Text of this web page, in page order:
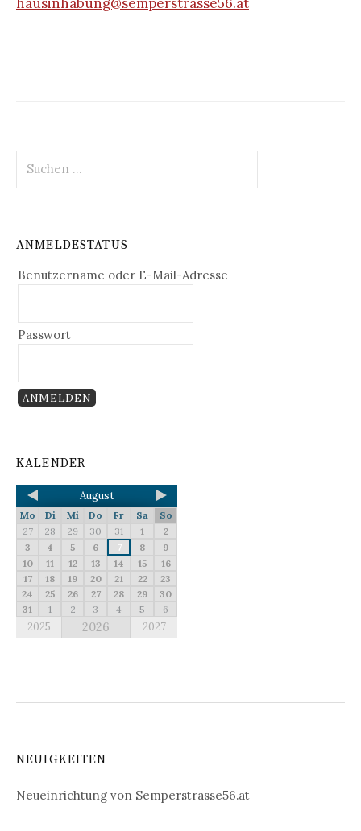
hausinhabung@semperstrasse56.at
ANMELDESTATUS
Benutzername oder E-Mail-Adresse
Passwort
KALENDER
August
Mo Di Mi Do Fr Sa
So
27
28 29 30 31 1
2
3
4 5 6 7 8
9
10
11 12 13 14 15
16
17
18 19 20 21 22
23
24
25 26 27 28 29
30
31
1 2 3 4 5 6
2025 2026 2027
NEUIGKEITEN
Neueinrichtung von Semperstrasse56.at